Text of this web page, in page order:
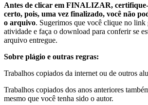
Antes de clicar em FINALIZAR, certifique-
certo, pois, uma vez finalizado, você não
o arquivo. Sugerimos que você clique no link
atividade e faça o download para conferir se
arquivo entregue.
Sobre plágio e outras regras:
Trabalhos copiados da internet ou de outros
Trabalhos copiados dos anos anteriores
mesmo que você tenha sido o autor.